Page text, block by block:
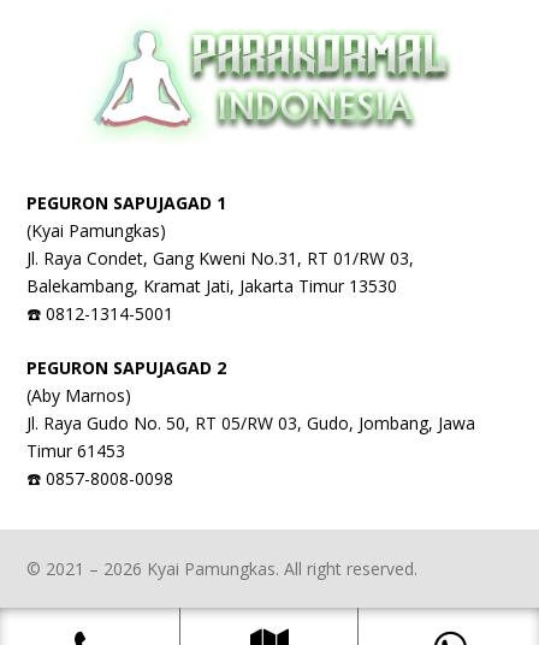
PEGURON SAPUJAGAD 1
(Kyai Pamungkas)
Jl. Raya Condet, Gang Kweni No.31, RT 01/RW 03,
Balekambang, Kramat Jati, Jakarta Timur 13530
☎️ 0812-1314-5001
PEGURON SAPUJAGAD 2
(Aby Marnos)
Jl. Raya Gudo No. 50, RT 05/RW 03, Gudo, Jombang, Jawa
Timur 61453
☎️ 0857-8008-0098
© 2021 – 2026 Kyai Pamungkas. All right reserved.